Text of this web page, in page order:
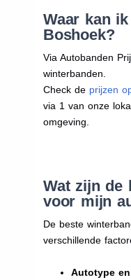
Waar kan
Boshoek?
Via Autobanden
winterbanden.
Check de prijzen
via 1 van onze
omgeving.
Wat zijn de
voor mijn
De beste
verschillende
Autotype